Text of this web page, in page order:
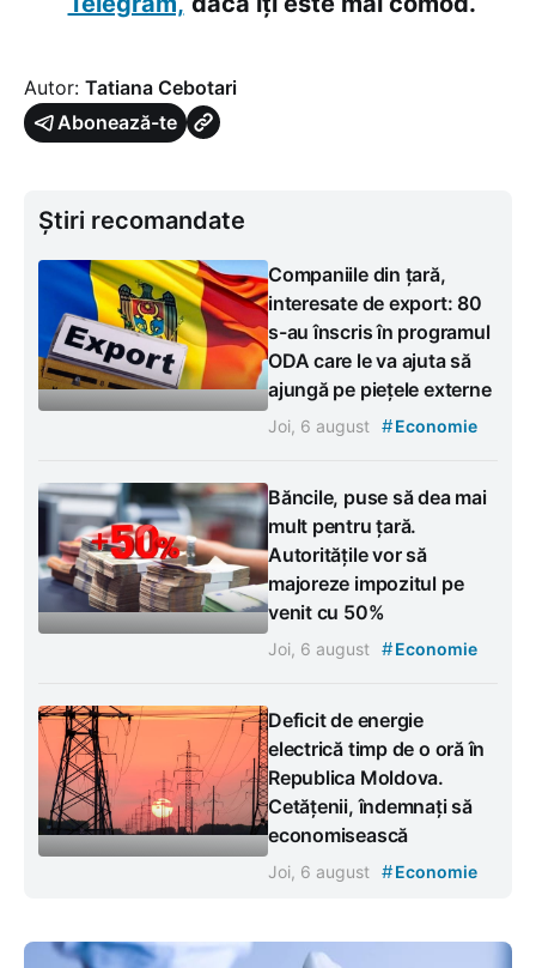
Autor: Tatiana Cebotari
Abonează-te
Știri recomandate
Companiile din țară,
interesate de export: 80
s-au înscris în programul
ODA care le va ajuta să
ajungă pe piețele externe
Joi, 6 august #Economie
Băncile, puse să dea mai
mult pentru țară.
Autoritățile vor să
majoreze impozitul pe
venit cu 50%
Joi, 6 august #Economie
Deficit de energie
electrică timp de o oră în
Republica Moldova.
Cetățenii, îndemnați să
economisească
Joi, 6 august #Economie